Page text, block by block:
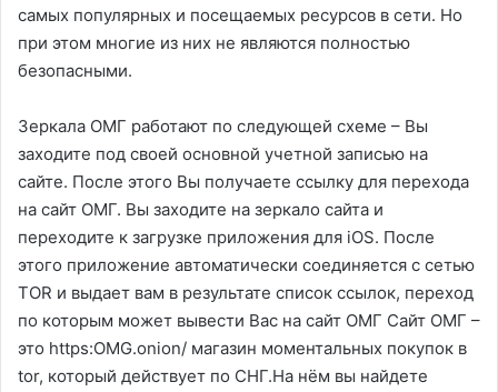
самых популярных и посещаемых ресурсов в сети. Но
при этом многие из них не являются полностью
безопасными.
Зеркала ОМГ работают по следующей схеме – Вы
заходите под своей основной учетной записью на
сайте. После этого Вы получаете ссылку для перехода
на сайт ОМГ. Вы заходите на зеркало сайта и
переходите к загрузке приложения для iOS. После
этого приложение автоматически соединяется с сетью
TOR и выдает вам в результате список ссылок, переход
по которым может вывести Вас на сайт ОМГ Сайт ОМГ –
это https:OMG.onion/ магазин моментальных покупок в
tor, который действует по СНГ.На нём вы найдете